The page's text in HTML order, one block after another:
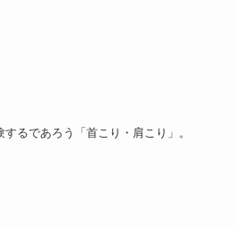
するであろう「首こり・肩こり」。